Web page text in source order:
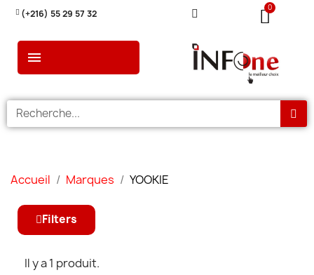
(+216) 55 29 57 32
Accueil Marques YOOKIE
Filters
Il y a 1 produit.